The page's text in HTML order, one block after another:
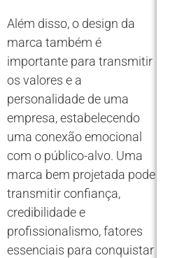
Além disso, o design da
marca também é
importante para transmitir
os valores e a
personalidade de uma
empresa, estabelecendo
uma conexão emocional
com o público-alvo. Uma
marca bem projetada pode
transmitir confiança,
credibilidade e
profissionalismo, fatores
essenciais para conquistar